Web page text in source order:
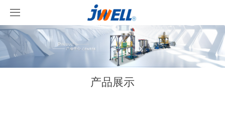
首页
产品展示